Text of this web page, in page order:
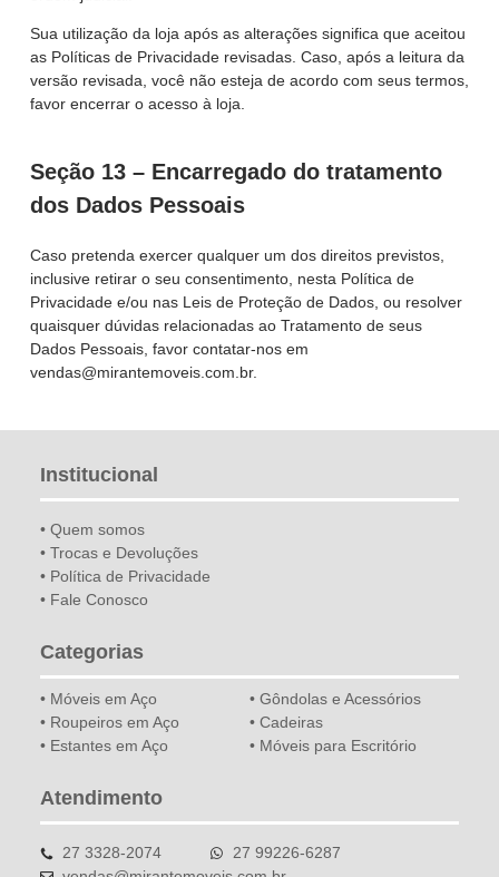
Sua utilização da loja após as alterações significa que aceitou
as Políticas de Privacidade revisadas. Caso, após a leitura da
versão revisada, você não esteja de acordo com seus termos,
favor encerrar o acesso à loja.
Seção 13 – Encarregado do tratamento
dos Dados Pessoais
Caso pretenda exercer qualquer um dos direitos previstos,
inclusive retirar o seu consentimento, nesta Política de
Privacidade e/ou nas Leis de Proteção de Dados, ou resolver
quaisquer dúvidas relacionadas ao Tratamento de seus
Dados Pessoais, favor contatar-nos em
vendas@mirantemoveis.com.br.
Institucional
• Quem somos
• Trocas e Devoluções
• Política de Privacidade
• Fale Conosco
Categorias
• Móveis em Aço
• Roupeiros em Aço
• Estantes em Aço
• Gôndolas e Acessórios
• Cadeiras
• Móveis para Escritório
Atendimento
27 3328-2074
27 99226-6287